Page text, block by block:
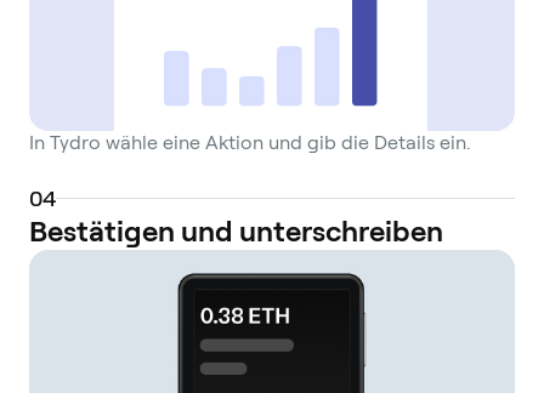
In Tydro wähle eine Aktion und gib die Details ein.
04
Bestätigen und unterschreiben